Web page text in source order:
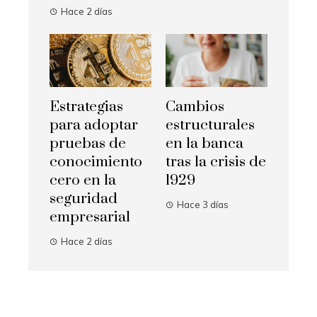
Hace 2 días
Estrategias
para adoptar
pruebas de
conocimiento
cero en la
seguridad
empresarial
Hace 2 días
Cambios
estructurales
en la banca
tras la crisis de
1929
Hace 3 días